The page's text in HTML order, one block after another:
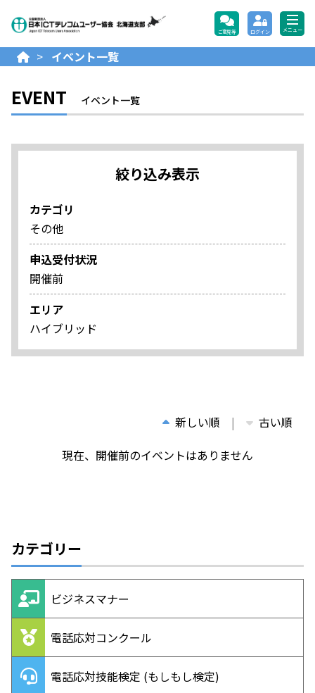
公益財団法人日本ICTテレ
ご意見等 ログイン メニュー
> イベント一覧
EVENT イベント一覧
絞り込み表示
カテゴリ
その他
申込受付状況
開催前
エリア
ハイブリッド
新しい順
古い順
現在、開催前のイベントはありません
カテゴリー
ビジネスマナー
電話応対コンクール
電話応対技能検定 (もしもし検定)